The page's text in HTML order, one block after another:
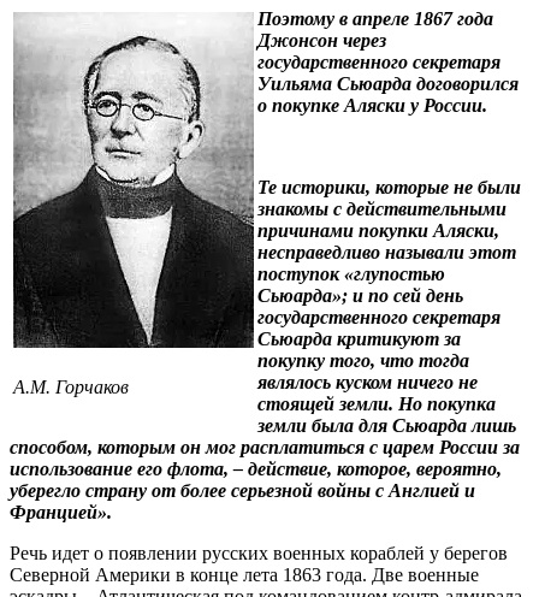
А.М. Горчаков
Поэтому в апреле 1867 года
Джонсон через
государственного секретаря
Уильяма Сьюарда договорился
о покупке Аляски у России.
Те историки, которые не были
знакомы с действительными
причинами покупки Аляски,
несправедливо называли этот
поступок «глупостью
Сьюарда»; и по сей день
государственного секретаря
Сьюарда критикуют за
покупку того, что тогда
являлось куском ничего не
стоящей земли. Но покупка
земли была для Сьюарда лишь
способом, которым он мог расплатиться с царем России за
использование его флота, – действие, которое, вероятно,
уберегло страну от более серьезной войны с Англией и
Францией».
Речь идет о появлении русских военных кораблей у берегов
Северной Америки в конце лета 1863 года. Две военные